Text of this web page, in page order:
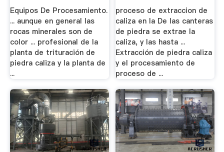
Equipos De Procesamiento.
... aunque en general las
rocas minerales son de
color ... profesional de la
planta de trituración de
piedra caliza y la planta de
...
proceso de extraccion de
caliza en la De las canteras
de piedra se extrae la
caliza, y las hasta ...
Extracción de piedra caliza
y el procesamiento de
proceso de ...